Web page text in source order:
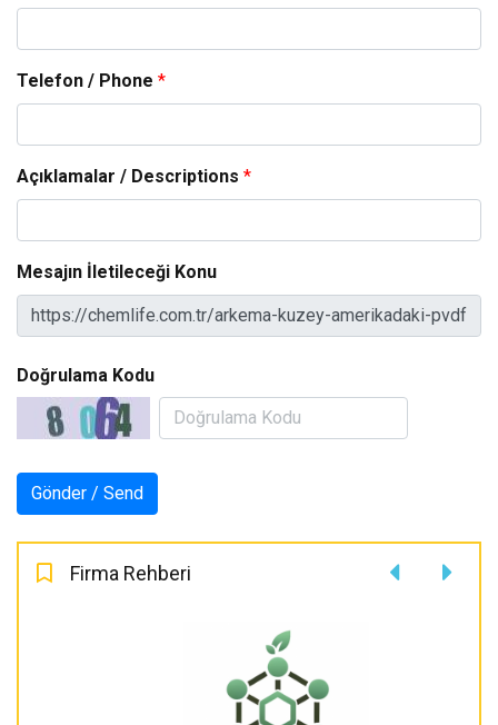
Telefon / Phone *
Açıklamalar / Descriptions *
Mesajın İletileceği Konu
Doğrulama Kodu
Firma Rehberi